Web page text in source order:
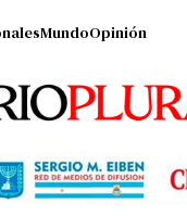
MundoOpinión